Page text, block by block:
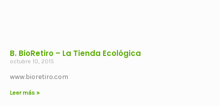
B. BioRetiro – La Tienda Ecológica
octubre 10, 2015
www.bioretiro.com
Leer más »